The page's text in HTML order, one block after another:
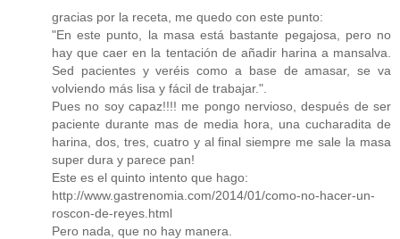
gracias por la receta, me quedo con este punto:
"En este punto, la masa está bastante pegajosa, pero no
hay que caer en la tentación de añadir harina a mansalva.
Sed pacientes y veréis como a base de amasar, se va
volviendo más lisa y fácil de trabajar.".
Pues no soy capaz!!!! me pongo nervioso, después de ser
paciente durante mas de media hora, una cucharadita de
harina, dos, tres, cuatro y al final siempre me sale la masa
super dura y parece pan!
Este es el quinto intento que hago:
http://www.gastrenomia.com/2014/01/como-no-hacer-un-
roscon-de-reyes.html
Pero nada, que no hay manera.